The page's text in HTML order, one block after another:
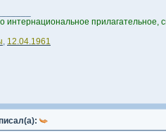
интернациональное прилагательное,
, 12.04.1961